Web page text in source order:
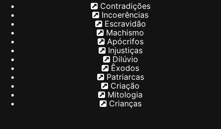
Contradições
Incoerências
Escravidão
Machismo
Apócrifos
Injustiças
Dilúvio
Êxodos
Patriarcas
Criação
Mitologia
Crianças